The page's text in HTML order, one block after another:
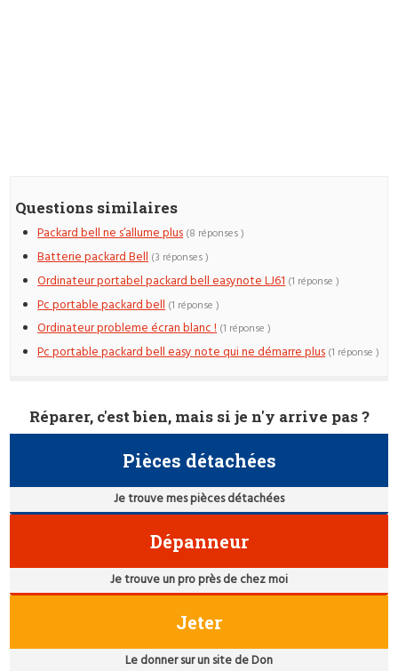
Questions similaires
Packard bell ne s’allume plus (8 réponses )
Batterie packard Bell (3 réponses )
Ordinateur portabel packard bell easynote LJ61 (1 réponse )
Pc portable packard bell (1 réponse )
Ordinateur probleme écran blanc ! (1 réponse )
Pc portable packard bell easy note qui ne démarre plus (1 réponse )
Réparer, c'est bien, mais si je n'y arrive pas ?
Pièces détachées
Je trouve mes pièces détachées
Dépanneur
Je trouve un pro près de chez moi
Jeter
Le donner sur un site de Don